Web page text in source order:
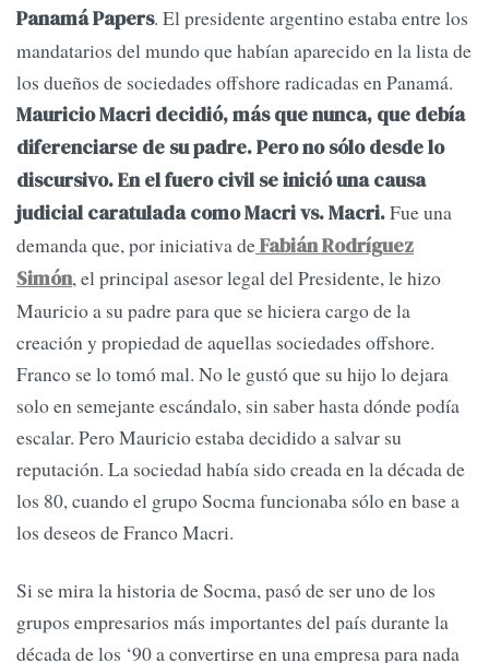
Panamá Papers. El presidente argentino estaba entre los
mandatarios del mundo que habían aparecido en la lista de
los dueños de sociedades offshore radicadas en Panamá.
Mauricio Macri decidió, más que nunca, que debía
diferenciarse de su padre. Pero no sólo desde lo
discursivo. En el fuero civil se inició una causa
judicial caratulada como Macri vs. Macri.Fue una
demanda que, por iniciativa deFabián Rodríguez
Simón, el principal asesor legal del Presidente, le hizo
Mauricio a su padre para que se hiciera cargo de la
creación y propiedad de aquellas sociedades offshore.
Franco se lo tomó mal. No le gustó que su hijo lo dejara
solo en semejante escándalo, sin saber hasta dónde podía
escalar. Pero Mauricio estaba decidido a salvar su
reputación. La sociedad había sido creada en la década de
los 80, cuando el grupo Socma funcionaba sólo en base a
los deseos de Franco Macri.
Si se mira la historia de Socma, pasó de ser uno de los
grupos empresarios más importantes del país durante la
década de los ‘90 a convertirse en una empresa para nada